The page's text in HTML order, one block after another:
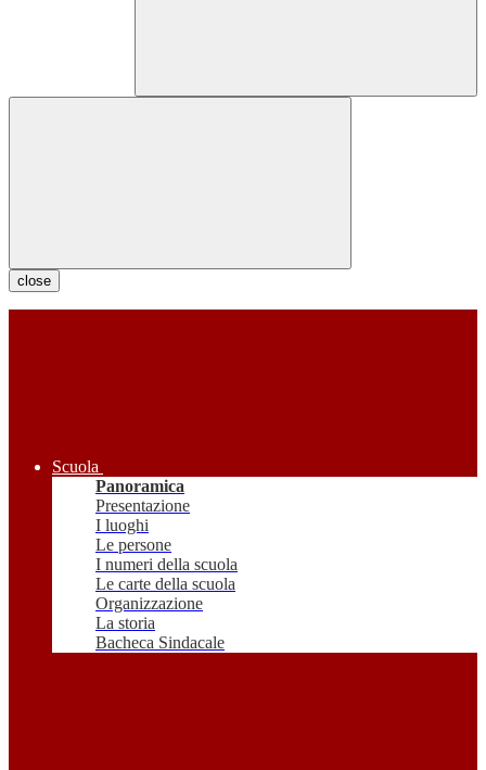
close
Scuola
Panoramica
Presentazione
I luoghi
Le persone
I numeri della scuola
Le carte della scuola
Organizzazione
La storia
Bacheca Sindacale